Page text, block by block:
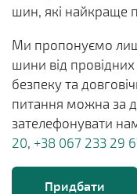
шин, які найкраще
Ми пропонуємо
шини від
безпеку та
питання можна за
зателефонувати
20, +38 067 233 29
Придбати